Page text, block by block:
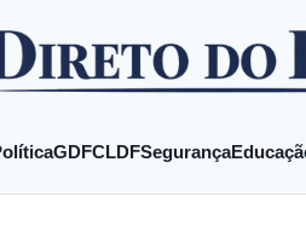
GDFCLDFSegurança